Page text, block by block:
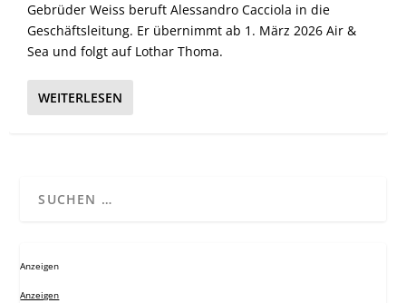
Gebrüder Weiss beruft Alessandro Cacciola in die
Geschäftsleitung. Er übernimmt ab 1. März 2026 Air &
Sea und folgt auf Lothar Thoma.
WEITERLESEN
Anzeigen
Anzeigen